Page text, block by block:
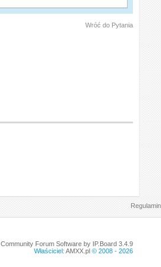
Wróć do Pytania
Regulamin
Community Forum Software by IP.Board 3.4.9
Właściciel: AMXX.pl© 2008 - 2026